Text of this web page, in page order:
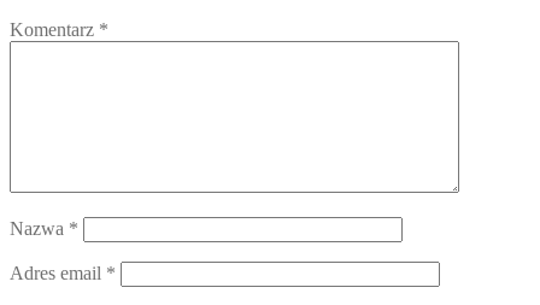
Komentarz *
Nazwa *
Adres email *